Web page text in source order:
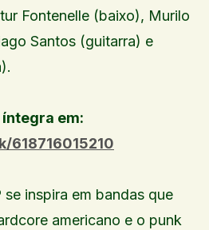
Fontenelle (baixo), Murilo
Santos (guitarra) e
íntegra em:
618716015210
se inspira em bandas que
americano e o punk